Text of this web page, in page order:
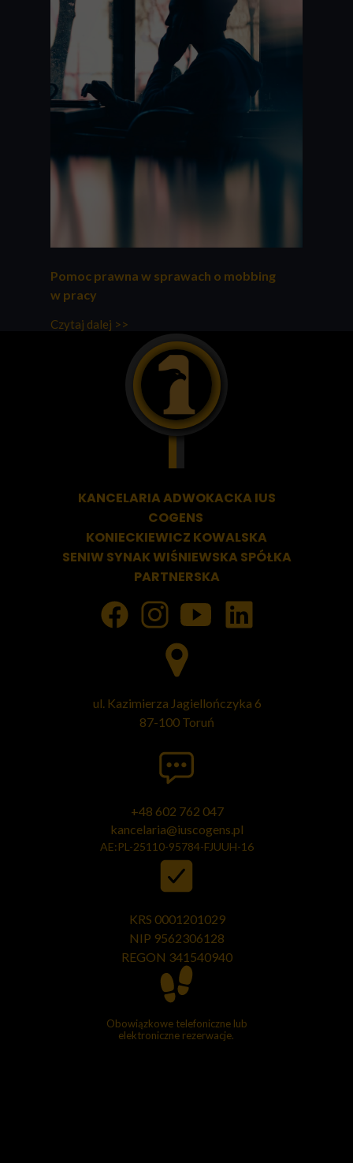
Pomoc prawna w sprawach o mobbing
w pracy
Czytaj dalej >>
KANCELARIA ADWOKACKAIUS
COGENS
KONIECKIEWICZ KOWALSKA
SENIW SYNAK WIŚNIEWSKA SPÓŁKA
PARTNERSKA
KRS 0001201029
NIP 9562306128
REGON 341540940
+48 602 762 047
kancelaria@iuscogens.pl
AE:PL-25110-95784-FJUUH-16
ul. Kazimierza Jagiellończyka 6
87-100 Toruń
Obowiązkowe telefoniczne lub
elektroniczne rezerwacje.